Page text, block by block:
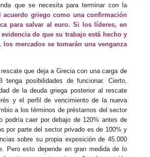
que se necesita para terminar con la
acuerdo griego como una confirmación
para salvar al euro. Si los líderes, en
de que su trabajo está hecho y
mercados se tomarán una venganza
que deja a Grecia con una carga de
posibilidades de funcionar. Cierto,
de la deuda griega posterior al rescate
y el perfil de vencimiento de la nueva
a los términos de préstamos del sector
podría caer por debajo de 120% antes de
por parte del sector privado es de 100% y
sobre su propia exposición de 45.000
Pero esto depende en gran medida de lo